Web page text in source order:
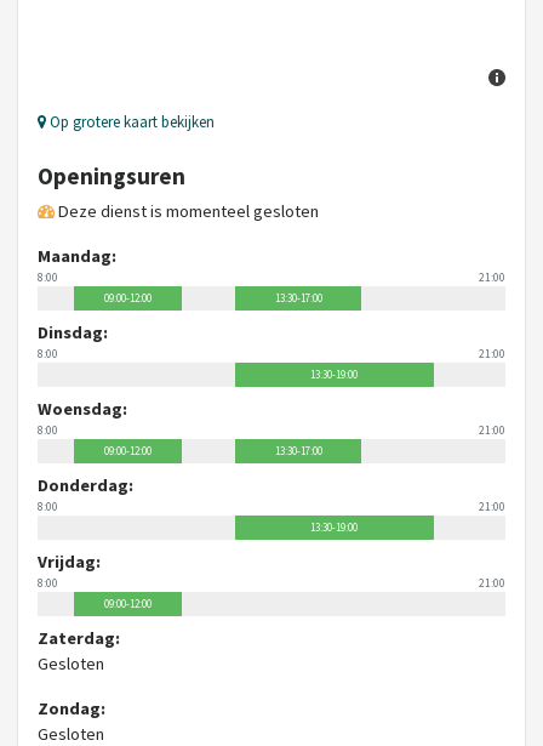
Op grotere kaart bekijken
Openingsuren
Deze dienst is momenteel gesloten
Maandag:
8:00 21:00
09:00-12:00 13:30-17:00
Dinsdag:
8:00 21:00
13:30-19:00
Woensdag:
8:00 21:00
09:00-12:00 13:30-17:00
Donderdag:
8:00 21:00
13:30-19:00
Vrijdag:
8:00 21:00
09:00-12:00
Zaterdag:
Gesloten
Zondag:
Gesloten